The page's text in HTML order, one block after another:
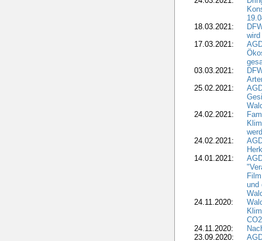
18.03.2021:
17.03.2021:
03.03.2021:
25.02.2021:
24.02.2021:
24.02.2021:
14.01.2021:
und
24.11.2020:
24.11.2020:
23.09.2020: